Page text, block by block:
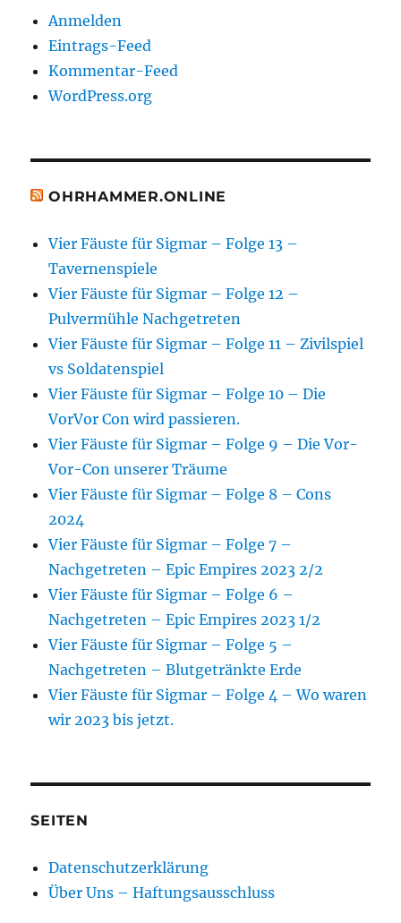
Anmelden
Eintrags-Feed
Kommentar-Feed
WordPress.org
OHRHAMMER.ONLINE
Vier Fäuste für Sigmar – Folge 13 –
Tavernenspiele
Vier Fäuste für Sigmar – Folge 12 –
Pulvermühle Nachgetreten
Vier Fäuste für Sigmar – Folge 11 – Zivilspiel
vs Soldatenspiel
Vier Fäuste für Sigmar – Folge 10 – Die
VorVor Con wird passieren.
Vier Fäuste für Sigmar – Folge 9 – Die Vor-
Vor-Con unserer Träume
Vier Fäuste für Sigmar – Folge 8 – Cons
2024
Vier Fäuste für Sigmar – Folge 7 –
Nachgetreten – Epic Empires 2023 2/2
Vier Fäuste für Sigmar – Folge 6 –
Nachgetreten – Epic Empires 2023 1/2
Vier Fäuste für Sigmar – Folge 5 –
Nachgetreten – Blutgetränkte Erde
Vier Fäuste für Sigmar – Folge 4 – Wo waren
wir 2023 bis jetzt.
SEITEN
Datenschutzerklärung
Über Uns – Haftungsausschluss